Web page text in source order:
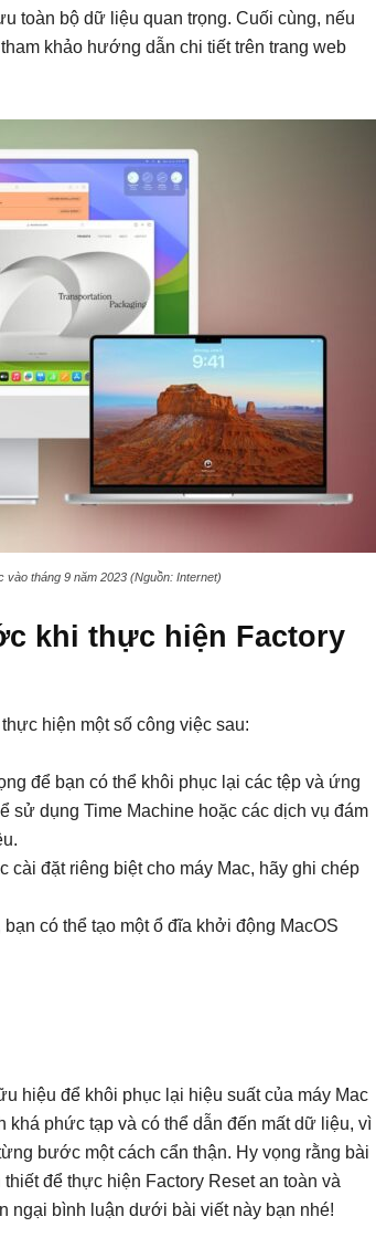
toàn bộ dữ liệu quan trọng. Cuối cùng, nếu
khảo hướng dẫn chi tiết trên trang web
tháng 9 năm 2023 (Nguồn: Internet)
khi thực hiện Factory
hiện một số công việc sau:
để bạn có thể khôi phục lại các tệp và ứng
sử dụng Time Machine hoặc các dịch vụ đám
cài đặt riêng biệt cho máy Mac, hãy ghi chép
bạn có thể tạo một ổ đĩa khởi động MacOS
hiệu để khôi phục lại hiệu suất của máy Mac
khá phức tạp và có thể dẫn đến mất dữ liệu, vì
bước một cách cẩn thận. Hy vọng rằng bài
để thực hiện Factory Reset an toàn và
ngại bình luận dưới bài viết này bạn nhé!